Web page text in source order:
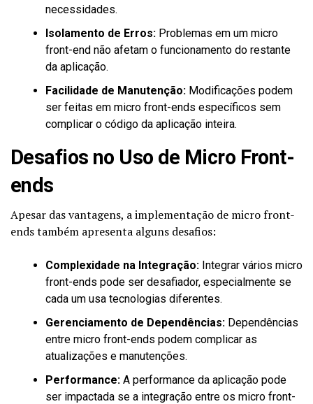
necessidades.
Isolamento de Erros: Problemas em um micro
front-end não afetam o funcionamento do restante
da aplicação.
Facilidade de Manutenção: Modificações podem
ser feitas em micro front-ends específicos sem
complicar o código da aplicação inteira.
Desafios no Uso de Micro Front-
ends
Apesar das vantagens, a implementação de micro front-
ends também apresenta alguns desafios:
Complexidade na Integração: Integrar vários micro
front-ends pode ser desafiador, especialmente se
cada um usa tecnologias diferentes.
Gerenciamento de Dependências: Dependências
entre micro front-ends podem complicar as
atualizações e manutenções.
Performance: A performance da aplicação pode
ser impactada se a integração entre os micro front-